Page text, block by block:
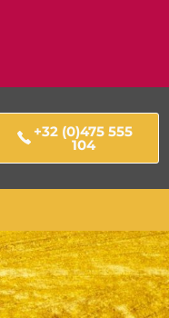
+32 (0)475 555
104